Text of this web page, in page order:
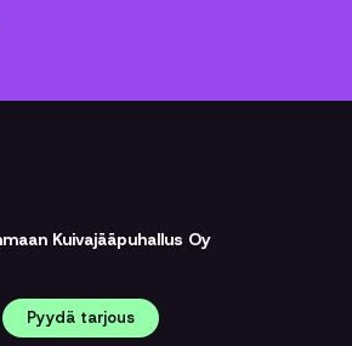
Kuivajääpuhallus Oy
Pyydä tarjous